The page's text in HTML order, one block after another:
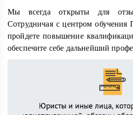
Мы всегда открыты для
Сотрудничая с центром
пройдете повышение
обеспечите себе дальнейший